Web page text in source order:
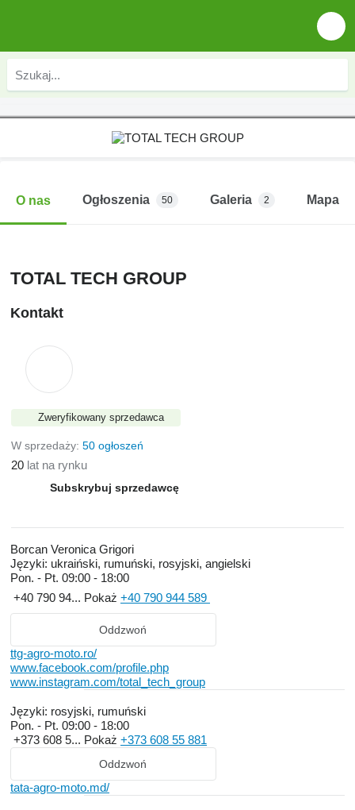
O nas Ogłoszenia 50 Galeria 2 Mapa
TOTAL TECH GROUP
Kontakt
Zweryfikowany sprzedawca
W sprzedaży: 50 ogłoszeń
20 lat na rynku
Subskrybuj sprzedawcę
Borcan Veronica Grigori
Języki: ukraiński, rumuński, rosyjski, angielski
Pon. - Pt. 09:00 - 18:00
+40 790 94... Pokaż +40 790 944 589
Oddzwoń
ttg-agro-moto.ro/
www.facebook.com/profile.php
www.instagram.com/total_tech_group
Języki: rosyjski, rumuński
Pon. - Pt. 09:00 - 18:00
+373 608 5... Pokaż +373 608 55 881
Oddzwoń
tata-agro-moto.md/